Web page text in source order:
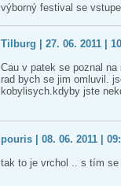
výborný festival se
Tilburg | 27. 06. 2011 |
Cau v patek se poznal
rad bych se jim omluvil.
kobylisych.kdyby jste
pouris | 08. 06. 2011 |
tak to je vrchol .. s tím se